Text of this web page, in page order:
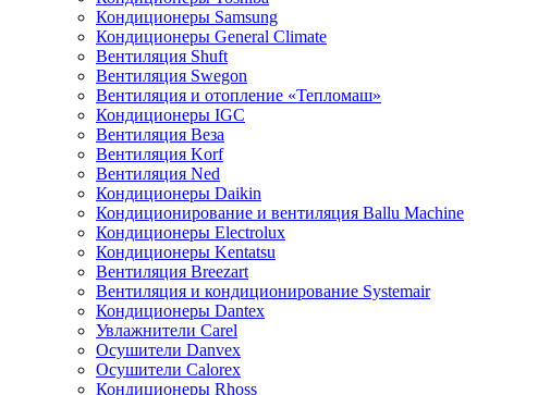
Кондиционеры Samsung
Кондиционеры General Climate
Вентиляция Shuft
Вентиляция Swegon
Вентиляция и отопление «Тепломаш»
Кондиционеры IGC
Вентиляция Веза
Вентиляция Korf
Вентиляция Ned
Кондиционеры Daikin
Кондиционирование и вентиляция Ballu Machine
Кондиционеры Electrolux
Кондиционеры Kentatsu
Вентиляция Breezart
Вентиляция и кондиционирование Systemair
Кондиционеры Dantex
Увлажнители Carel
Осушители Danvex
Осушители Calorex
Кондиционеры Rhoss